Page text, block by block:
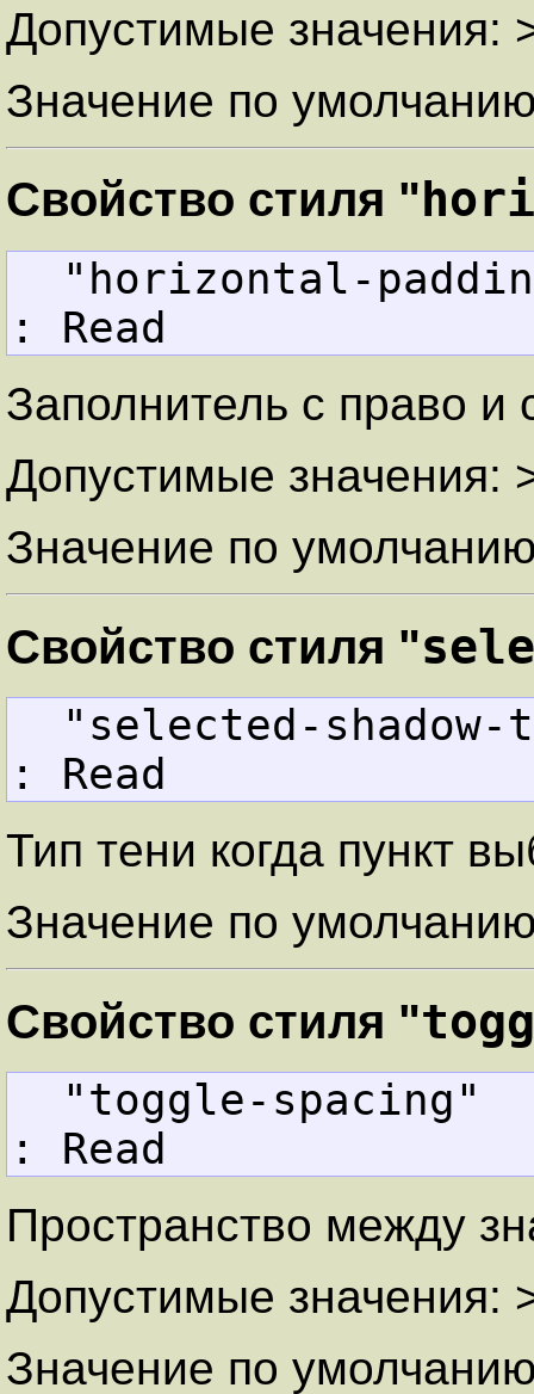
Допустимые значения:
Значение по
Свойство стиля "
"horizontal-
: Read
Заполнитель с право и
Допустимые значения:
Значение по
Свойство стиля "
"selected-
: Read
Тип тени когда пункт
Значение по
Свойство стиля "
"toggle-
: Read
Пространство между
Допустимые значения:
Значение по